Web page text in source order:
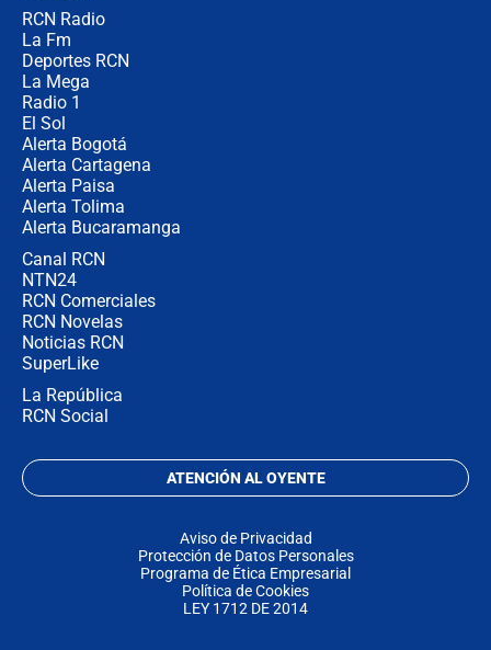
RCN Radio
La Fm
Deportes RCN
La Mega
Radio 1
El Sol
Alerta Bogotá
Alerta Cartagena
Alerta Paisa
Alerta Tolima
Alerta Bucaramanga
Canal RCN
NTN24
RCN Comerciales
RCN Novelas
Noticias RCN
SuperLike
La República
RCN Social
ATENCIÓN AL OYENTE
Aviso de Privacidad
Protección de Datos Personales
Programa de Ética Empresarial
Política de Cookies
LEY 1712 DE 2014